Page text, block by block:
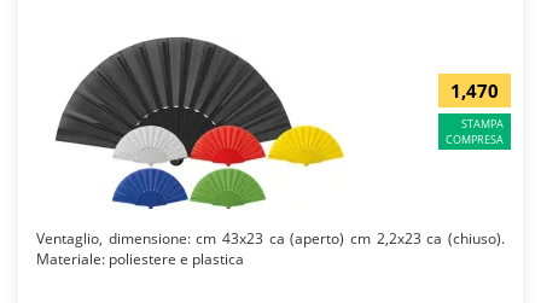
1,470
STAMPA
COMPRESA
Ventaglio, dimensione: cm 43x23 ca (aperto) cm 2,2x23 ca (chiuso).
Materiale: poliestere e plastica